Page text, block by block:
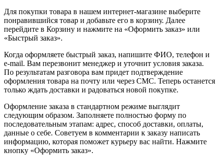
Для покупки товара в нашем интернет-магазине выберите
понравившийся товар и добавьте его в корзину. Далее
перейдите в Корзину и нажмите на «Оформить заказ» или
«Быстрый заказ».
Когда оформляете быстрый заказ, напишите ФИО, телефон и
e-mail. Вам перезвонит менеджер и уточнит условия заказа.
По результатам разговора вам придет подтверждение
оформления товара на почту или через СМС. Теперь останется
только ждать доставки и радоваться новой покупке.
Оформление заказа в стандартном режиме выглядит
следующим образом. Заполняете полностью форму по
последовательным этапам: адрес, способ доставки, оплаты,
данные о себе. Советуем в комментарии к заказу написать
информацию, которая поможет курьеру вас найти. Нажмите
кнопку «Оформить заказ».